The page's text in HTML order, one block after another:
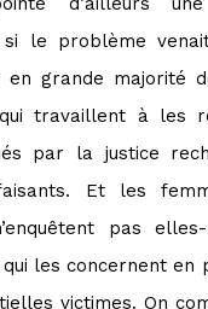
le problème
en grande majorité
travaillent à les
par la justice
Et les
pas
les concernent en
victimes. On